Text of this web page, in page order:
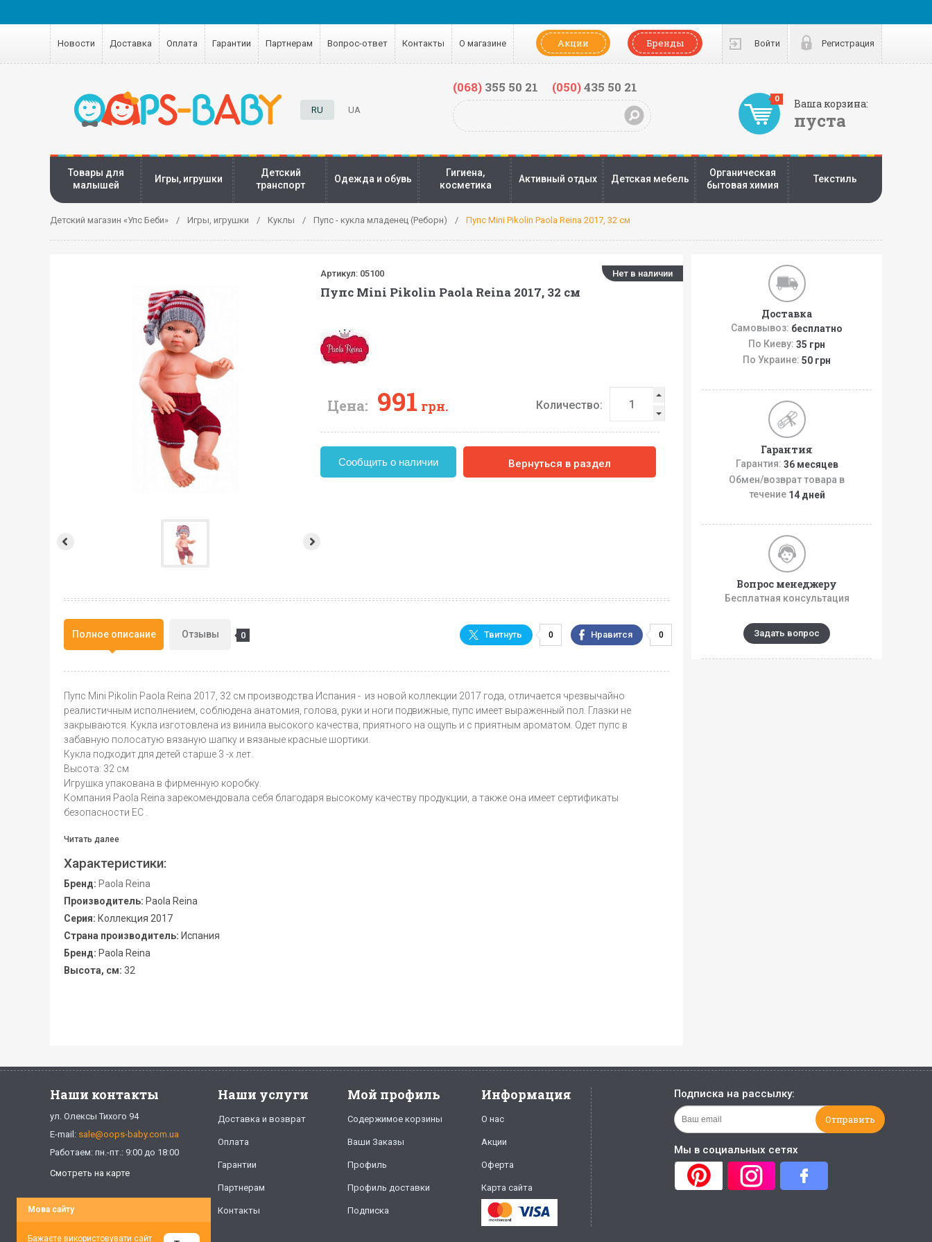
Войти Регистрация
Новости Доставка Оплата Гарантии Партнерам Вопрос-ответ Контакты О магазине Акции Бренды
Ваша корзина:
пуста
0
RU UA
(068)355 50 21 (050)435 50 21
Товары для
малышей
Игры, игрушки
Детский
транспорт
Одежда и обувь
Гигиена,
косметика
Активный отдых Детская мебель
Органическая
бытовая химия
Текстиль
Детский магазин «Упс Беби» Игры, игрушки Куклы Пупс - кукла младенец (Реборн) Пупс Mini Pikolin Paola Reina 2017, 32 см
Артикул: 05100 Нет в наличии
Пупс Mini Pikolin Paola Reina 2017, 32 см
Цена: 991 грн. Количество:
Сообщить о наличии Вернуться в раздел
Полное описание Отзывы 0 0 0
Пупс Mini Pikolin Paola Reina 2017, 32 см производства Испания - из новой коллекции 2017 года, отличается чрезвычайно
реалистичным исполнением, соблюдена анатомия, голова, руки и ноги подвижные, пупс имеет выраженный пол. Глазки не
закрываются. Кукла изготовлена из винила высокого качества, приятного на ощупь и с приятным ароматом. Одет пупс в
забавную полосатую вязаную шапку и вязаные красные шортики.
Кукла подходит для детей старше 3 -х лет.
Высота: 32 см
Игрушка упакована в фирменную коробку.
Компания Paola Reina зарекомендовала себя благодаря высокому качеству продукции, а также она имеет сертификаты
безопасности ЕС .
Читать далее
Характеристики:
Бренд: Paola Reina
Производитель: Paola Reina
Серия: Коллекция 2017
Страна производитель: Испания
Бренд: Paola Reina
Высота, см: 32
Доставка
Самовывоз: бесплатно
По Киеву: 35 грн
По Украине: 50 грн
Гарантия
Гарантия: 36 месяцев
Обмен/возврат товара в
течение 14 дней
Вопрос менеджеру
Бесплатная консультация
Задать вопрос
Наши контакты
ул. Олексы Тихого 94
E-mail: sale@oops-baby.com.ua
Работаем: пн.-пт.: 9:00 до 18:00
Смотреть на карте
Наши услуги
Доставка и возврат
Оплата
Гарантии
Партнерам
Контакты
Мой профиль
Содержимое корзины
Ваши Заказы
Профиль
Профиль доставки
Подписка
Информация
О нас
Акции
Оферта
Карта сайта
Подписка на рассылку:
Мы в социальных сетях
Мова сайту
Бажаєте використовувати сайт